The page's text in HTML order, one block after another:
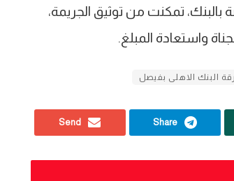
بالبنك، تمكنت من توثيق الجريمة،
واستعادة المبلغ.
البنك الاهلى بفيصل
Share
Send